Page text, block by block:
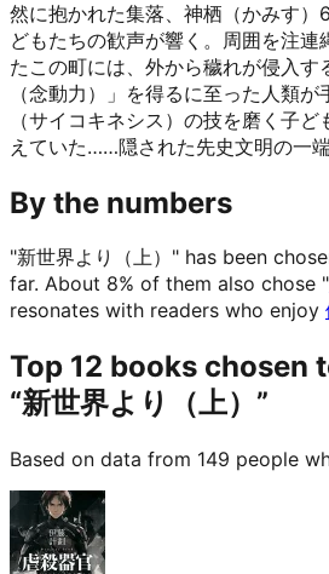
然に抱かれた集落、神栖（かみす）
どもたちの歓声が響く。周囲を注
たこの町には、外から穢れが侵入す
（念動力）」を得るに至った人類
（サイコキネシス）の技を磨く子
えていた……隠された先史文明の一端
By the numbers
"新世界より（上）" has been
far. About 8% of them also chose "
resonates with readers who enjoy
Top 12 books chosen
“新世界より（上）”
Based on data from 149 people